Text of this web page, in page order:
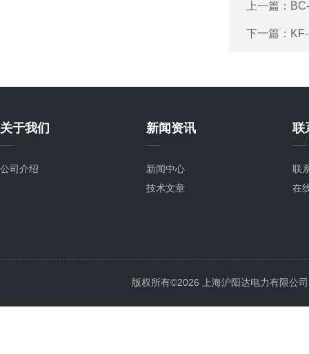
上一篇：
下一篇：
关于我们
公司介绍
新闻资讯
新闻中心
技术文章
联
联
在
版权所有©2026 上海沪阳达电力有限公